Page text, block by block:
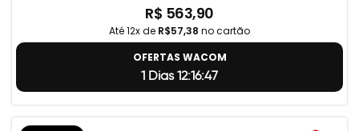
R$ 563,90
Até 12x de R$57,38 no cartão
OFERTAS WACOM
1 Dias 12:16:46